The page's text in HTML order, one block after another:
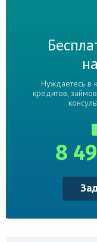
Нуждаетесь в
кредитов,
8